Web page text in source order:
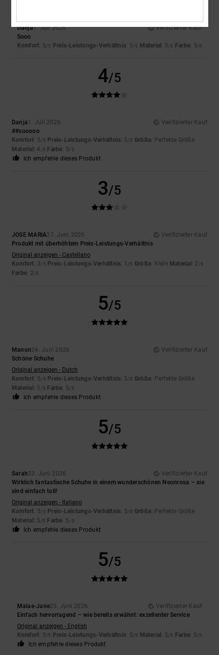
Danja1. Juli 2026
Verifizierter Kauf
Sooo
Komfort: 5/5 Preis-Leistungs-Verhältnis: 5/5 Material: 5/5 Farbe: 5/5
4/5
Danja1. Juli 2026
Verifizierter Kauf
##sooooo
Komfort: 5/5 Preis-Leistungs-Verhältnis: 5/5 Größe: Perfekte Größe
Material: 4 /5 Farbe: 5/5
Ich empfehle dieses Produkt
3/5
JOSE MARIA27. Juni 2026
Verifizierter Kauf
Produkt mit überhöhtem Preis-Leistungs-Verhältnis
Original anzeigen - Castellano
Komfort: 3/5 Preis-Leistungs-Verhältnis: 1 /5 Größe: Klein Material: 2 /5
Farbe: 2/5
5/5
Manon24. Juni 2026
Verifizierter Kauf
Schöne Schuhe
Original anzeigen - Dutch
Komfort: 5/5 Preis-Leistungs-Verhältnis: 5/5 Größe: Perfekte Größe
Material: 5 /5 Farbe: 5/5
Ich empfehle dieses Produkt
5/5
Sarah23. Juni 2026
Verifizierter Kauf
Wirklich fantastische Schuhe in einem wunderschönen Neonrosa – sie
sind einfach toll!
Original anzeigen - Italiano
Komfort: 5/5 Preis-Leistungs-Verhältnis: 5/5 Größe: Perfekte Größe
Material: 5 /5 Farbe: 5/5
Ich empfehle dieses Produkt
5/5
Malae-Jane23. Juni 2026
Verifizierter Kauf
Einfach hervorragend – wie bereits erwähnt: exzellenter Service
Original anzeigen - English
Komfort: 5/5 Preis-Leistungs-Verhältnis: 5/5 Material: 5/5 Farbe: 5/5
Ich empfehle dieses Produkt